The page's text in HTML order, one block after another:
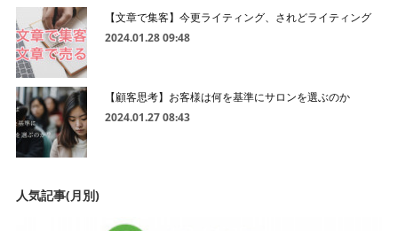
【文章で集客】今更ライティング、されどライティング
2024.01.28 09:48
【顧客思考】お客様は何を基準にサロンを選ぶのか
2024.01.27 08:43
人気記事(月別)